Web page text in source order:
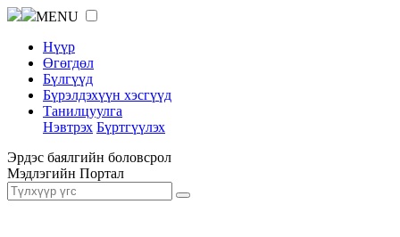
MENU
Нүүр
Өгөгдөл
Бүлгүүд
Бүрэлдэхүүн хэсгүүд
Танилцуулга
Нэвтрэх Бүртгүүлэх
Эрдэс баялгийн боловсрол
Мэдлэгийн Портал